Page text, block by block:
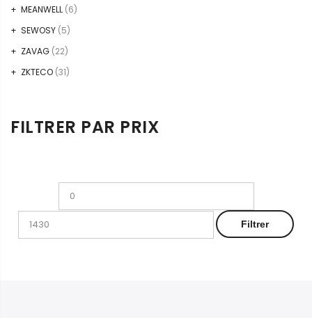
MEANWELL (6)
SEWOSY (5)
ZAVAG (22)
ZKTECO (31)
FILTRER PAR PRIX
Filtrer